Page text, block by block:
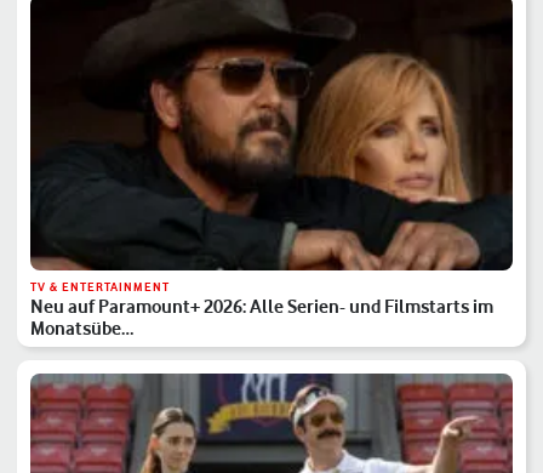
TV & ENTERTAINMENT
Neu auf Paramount+ 2026: Alle Serien- und Filmstarts im
Monatsübe…